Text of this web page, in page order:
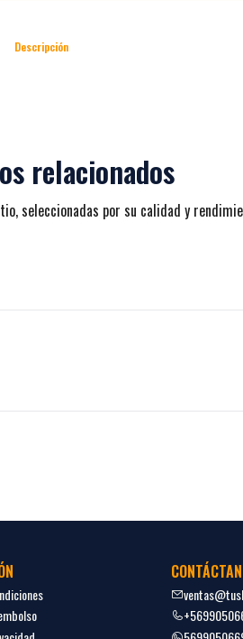
Descripción
relacionados
seleccionadas por su calidad y